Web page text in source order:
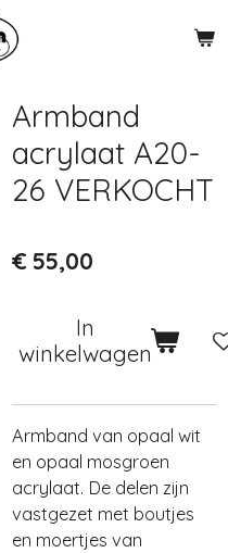
Armband
acrylaat A20-
26 VERKOCHT
€ 55,00
In
winkelwagen
Armband van opaal wit
en opaal mosgroen
acrylaat. De delen zijn
vastgezet met boutjes
en moertjes van